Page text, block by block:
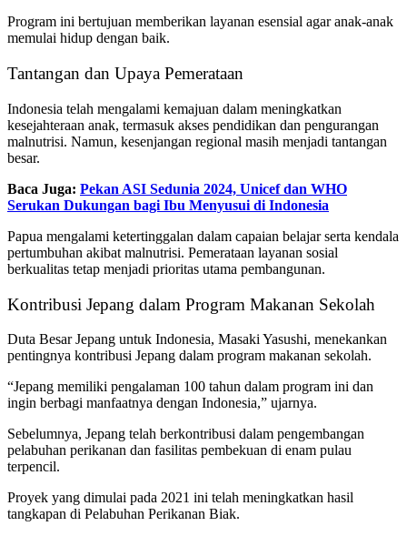
Program ini bertujuan memberikan layanan esensial agar anak-anak
memulai hidup dengan baik.
Tantangan dan Upaya Pemerataan
Indonesia telah mengalami kemajuan dalam meningkatkan
kesejahteraan anak, termasuk akses pendidikan dan pengurangan
malnutrisi. Namun, kesenjangan regional masih menjadi tantangan
besar.
Baca Juga: Pekan ASI Sedunia 2024, Unicef dan WHO
Serukan Dukungan bagi Ibu Menyusui di Indonesia
Papua mengalami ketertinggalan dalam capaian belajar serta kendala
pertumbuhan akibat malnutrisi. Pemerataan layanan sosial
berkualitas tetap menjadi prioritas utama pembangunan.
Kontribusi Jepang dalam Program Makanan Sekolah
Duta Besar Jepang untuk Indonesia, Masaki Yasushi, menekankan
pentingnya kontribusi Jepang dalam program makanan sekolah.
“Jepang memiliki pengalaman 100 tahun dalam program ini dan
ingin berbagi manfaatnya dengan Indonesia,” ujarnya.
Sebelumnya, Jepang telah berkontribusi dalam pengembangan
pelabuhan perikanan dan fasilitas pembekuan di enam pulau
terpencil.
Proyek yang dimulai pada 2021 ini telah meningkatkan hasil
tangkapan di Pelabuhan Perikanan Biak.